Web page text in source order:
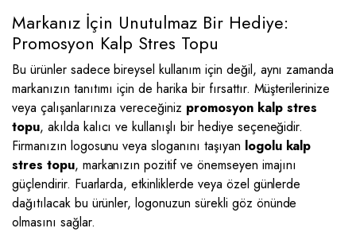
Markanız İçin Unutulmaz Bir Hediye:
Promosyon Kalp Stres Topu
Bu ürünler sadece bireysel kullanım için değil, aynı zamanda
markanızın tanıtımı için de harika bir fırsattır. Müşterilerinize
veya çalışanlarınıza vereceğiniz promosyon kalp stres
topu, akılda kalıcı ve kullanışlı bir hediye seçeneğidir.
Firmanızın logosunu veya sloganını taşıyan logolu kalp
stres topu, markanızın pozitif ve önemseyen imajını
güçlendirir. Fuarlarda, etkinliklerde veya özel günlerde
dağıtılacak bu ürünler, logonuzun sürekli göz önünde
olmasını sağlar.